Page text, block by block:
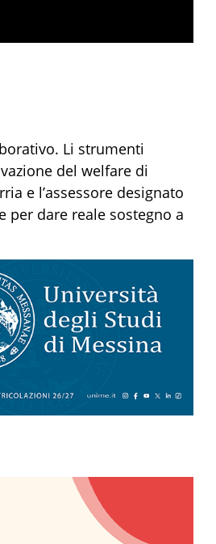
Li strumenti
del welfare di
e l’assessore designato
per dare reale sostegno a